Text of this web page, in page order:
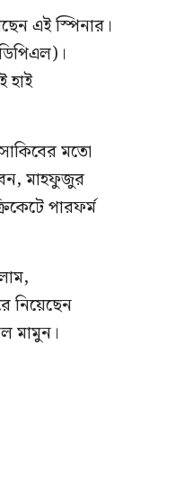
এই স্পিনার।
হাই
মতো
মাহফুজুর
পারফর্ম
নিয়েছেন
মামুন।